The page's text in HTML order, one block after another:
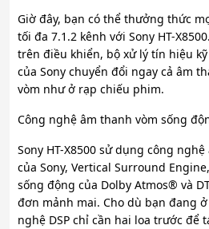
Giờ đây, bạn có thể thưởng thức
tối đa 7.1.2 kênh với Sony HT-
trên điều khiển, bộ xử lý tín hiệu
của Sony chuyển đổi ngay cả âm
vòm như ở rạp chiếu phim.
Công nghệ âm thanh vòm sống
Sony HT-X8500 sử dụng công
của Sony, Vertical Surround
sống động của Dolby Atmos® và
đơn mảnh mai. Cho dù bạn đang
nghệ DSP chỉ cần hai loa trước để